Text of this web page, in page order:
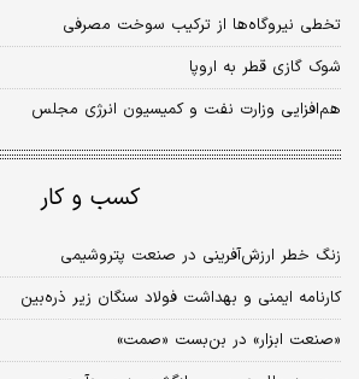
تخطی نیروگاه‌ها از ترکیب سوخت مصرفی
شوک گازی قطر به اروپا
هم‌‌‌‌‌‌افزایی وزارت نفت و کمیسیون انرژی مجلس
کسب و کار
زنگ خطر ارزش‏‏‌آفرینی در صنعت پتروشیمی
کارنامه ایمنی و بهداشت فولاد سنگان زیر ذره‌‌‌بین
«صنعت ابزار» در بن‌‌‌بست «صمت»